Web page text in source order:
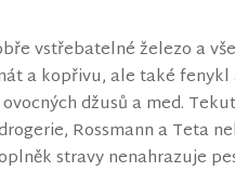
vstřebatelné železo a
a kopřivu, ale také fenykl
džusů a med.
Rossmann a Teta
stravy nenahrazuje